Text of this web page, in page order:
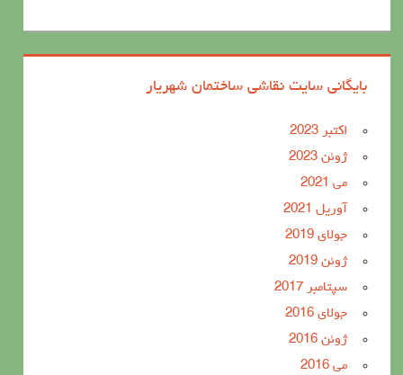
بایگانی سایت نقاشی ساختمان شهریار
اکتبر 2023
ژوئن 2023
می 2021
آوریل 2021
جولای 2019
ژوئن 2019
سپتامبر 2017
جولای 2016
ژوئن 2016
می 2016